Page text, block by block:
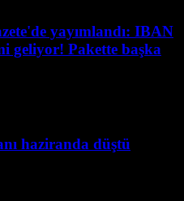
yayımlandı: IBAN
geliyor! Pakette başka
haziranda düştü